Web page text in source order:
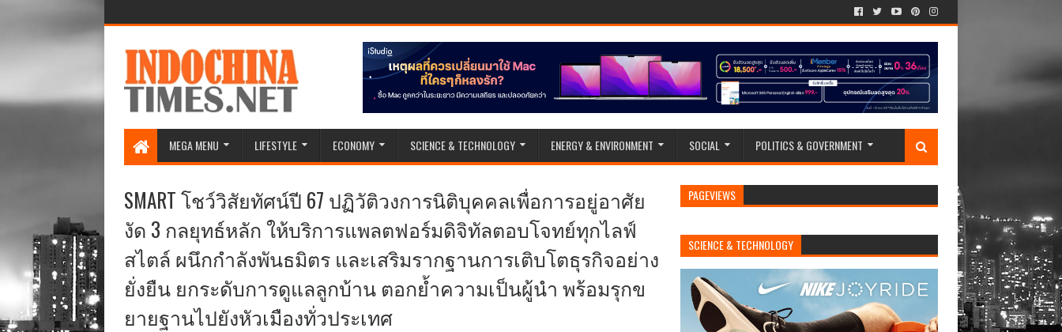
MEGA MENU LIFESTYLE ECONOMY SCIENCE & TECHNOLOGY ENERGY & ENVIRONMENT SOCIAL POLITICS & GOVERNMENT
SMART โชว์วิสัยทัศน์ปี 67 ปฏิวัติวงการนิติบุคคลเพื่อการอยู่อาศัย
งัด 3 กลยุทธ์หลัก ให้บริการแพลตฟอร์มดิจิทัลตอบโจทย์ทุกไลฟ์
สไตล์ ผนึกกำลังพันธมิตร และเสริมรากฐานการเติบโตธุรกิจอย่าง
ยั่งยืน ยกระดับการดูแลลูกบ้าน ตอกย้ำความเป็นผู้นำ พร้อมรุกข
ยายฐานไปยังหัวเมืองทั่วประเทศ
PAGEVIEWS
SCIENCE & TECHNOLOGY